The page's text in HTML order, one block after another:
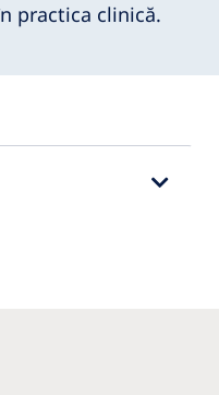
practica clinică.